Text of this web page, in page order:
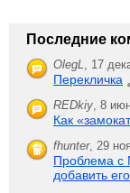
Последние
OlegL, 17
Перекличка
REDkiy, 8
Как
fhunter, 29
Проблема с
добавить